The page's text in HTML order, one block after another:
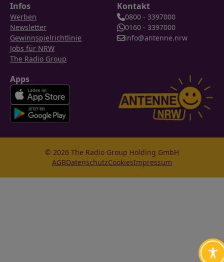
Infos
Werben
Newsletter
Gewinnspielrichtlinie
Jobs für NRW
The Radio Group
Kontakt
0800 - 3397000
0160 - 3397000
info@antenne.nrw
Apps
© 2026 The Radio Group Holding GmbH
AGBDatenschutzCookiesImpressum